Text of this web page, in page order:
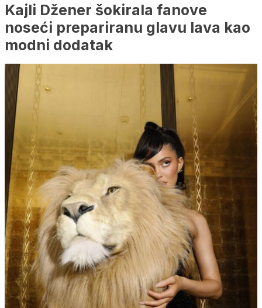
Kajli Džener šokirala fanove
noseći prepariranu glavu lava kao
modni dodatak